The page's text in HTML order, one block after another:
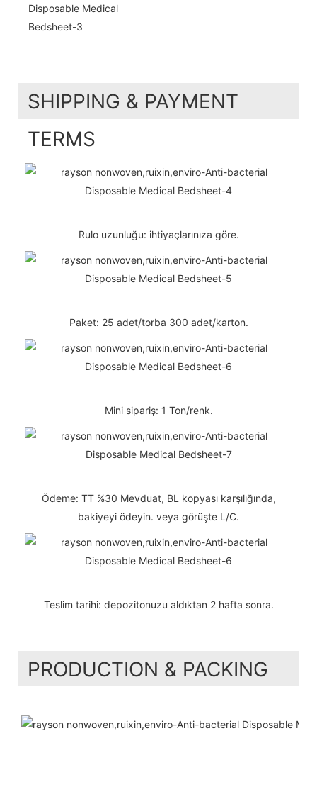
SHIPPING & PAYMENT
TERMS
Rulo uzunluğu: ihtiyaçlarınıza göre.
Paket: 25 adet/torba 300 adet/karton.
Mini sipariş: 1 Ton/renk.
Ödeme: TT %30 Mevduat, BL kopyası karşılığında,
bakiyeyi ödeyin. veya görüşte L/C.
Teslim tarihi: depozitonuzu aldıktan 2 hafta sonra.
PRODUCTION & PACKING